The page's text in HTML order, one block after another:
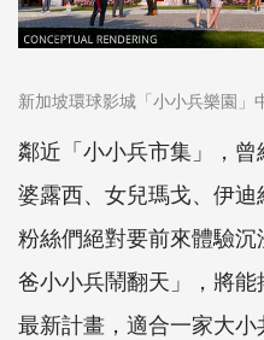
新加坡環球影城「小小兵樂園」
鄰近「小小兵市集」，
婆露西、女兒瑪戈、伊迪
粉絲們絕對要前來體驗
爸小小兵鬧翻天」，將
最新計畫，適合一家大小